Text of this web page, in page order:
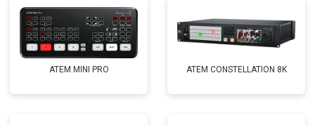
ATEM MINI PRO ATEM CONSTELLATION 8K